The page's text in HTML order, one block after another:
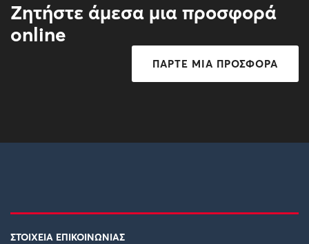
Ζητήστε άμεσα μια προσφορά
online
ΠΑΡΤΕ ΜΙΑ ΠΡΟΣΦΟΡΑ
ΣΤΟΙΧΕΙΑ ΕΠΙΚΟΙΝΩΝΙΑΣ